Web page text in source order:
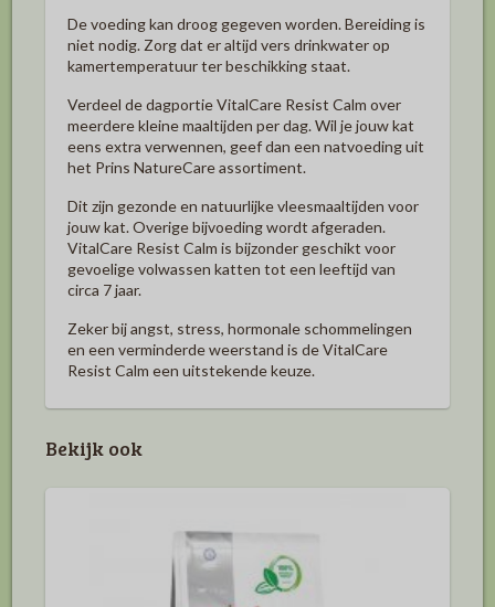
De voeding kan droog gegeven worden. Bereiding is
niet nodig. Zorg dat er altijd vers drinkwater op
kamertemperatuur ter beschikking staat.
Verdeel de dagportie VitalCare Resist Calm over
meerdere kleine maaltijden per dag. Wil je jouw kat
eens extra verwennen, geef dan een natvoeding uit
het Prins NatureCare assortiment.
Dit zijn gezonde en natuurlijke vleesmaaltijden voor
jouw kat. Overige bijvoeding wordt afgeraden.
VitalCare Resist Calm is bijzonder geschikt voor
gevoelige volwassen katten tot een leeftijd van
circa 7 jaar.
Zeker bij angst, stress, hormonale schommelingen
en een verminderde weerstand is de VitalCare
Resist Calm een uitstekende keuze.
Bekijk ook